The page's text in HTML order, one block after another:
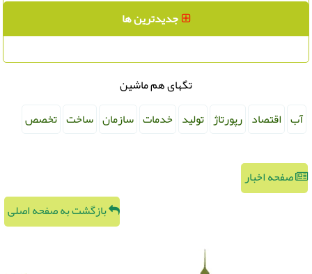
جدیدترین ها
تگهای هم ماشین
آب
اقتصاد رپورتاژ تولید خدمات سازمان ساخت تخصص
صفحه اخبار
بازگشت به صفحه اصلی